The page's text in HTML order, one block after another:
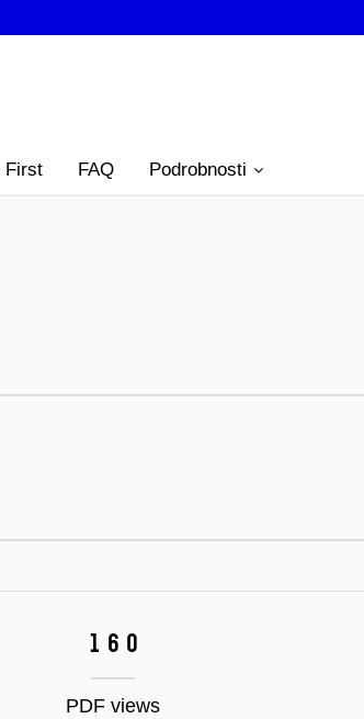
First FAQ Podrobnosti
160
PDF views